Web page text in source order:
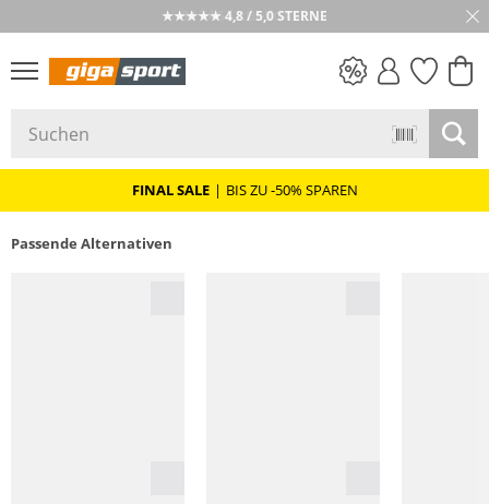
★★★★★ 4,8 / 5,0 STERNE
FINAL SALE | BIS ZU -50% SPAREN
Passende Alternativen